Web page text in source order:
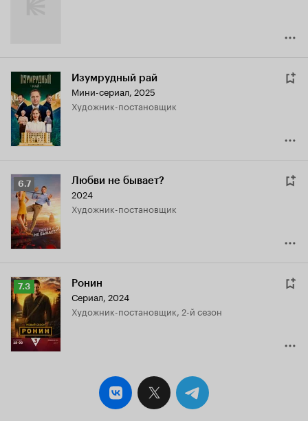
Изумрудный рай
Мини-сериал, 2025
Художник-постановщик
Рейтинг
Кинопоиска
6.7
6.7 Любви не бывает?
2024
Художник-постановщик
Рейтинг
Кинопоиска
7.3
7.3 Ронин
Сериал, 2024
Художник-постановщик, 2-й сезон